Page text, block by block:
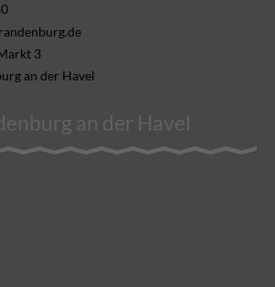
3
an der Havel
an der Havel